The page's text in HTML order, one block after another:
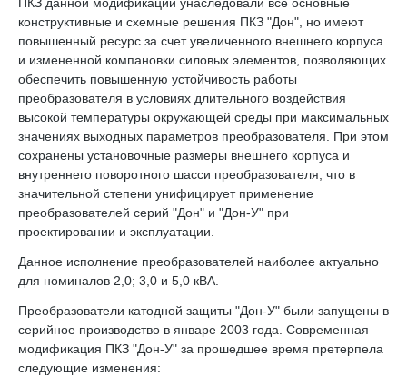
конструктивные и схемные решения ПКЗ "Дон", но имеют
повышенный ресурс за счет увеличенного внешнего корпуса
и измененной компановки силовых элементов, позволяющих
обеспечить повышенную устойчивость работы
преобразователя в условиях длительного воздействия
высокой температуры окружающей среды при максимальных
значениях выходных параметров преобразователя. При этом
сохранены установочные размеры внешнего корпуса и
внутреннего поворотного шасси преобразователя, что в
значительной степени унифицирует применение
преобразователей серий "Дон" и "Дон-У" при
проектировании и эксплуатации.
Данное исполнение преобразователей наиболее актуально
для номиналов 2,0; 3,0 и 5,0 кВА.
Преобразователи катодной защиты "Дон-У" были запущены в
серийное производство в январе 2003 года. Современная
модификация ПКЗ "Дон-У" за прошедшее время претерпела
следующие изменения: